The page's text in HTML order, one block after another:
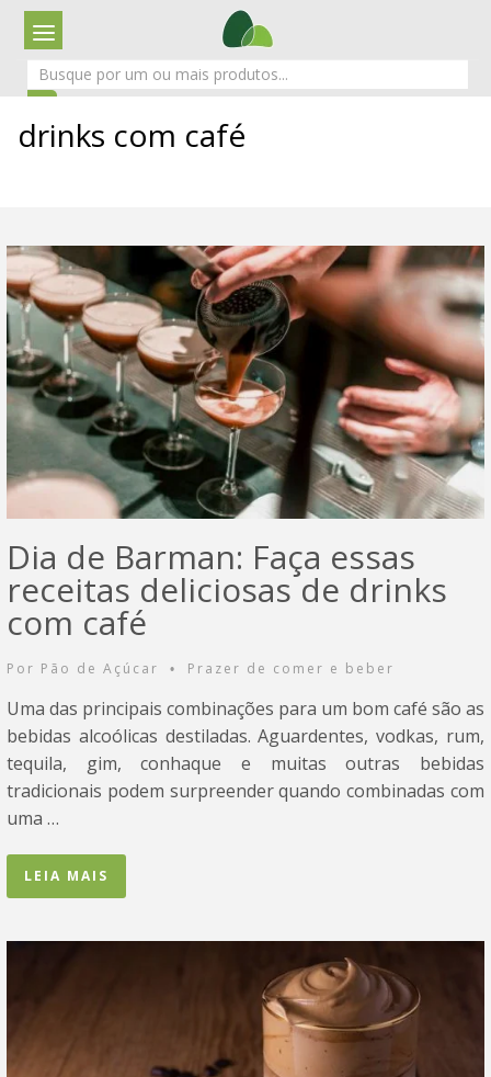
drinks com café
Dia de Barman: Faça essas
receitas deliciosas de drinks
com café
Por Pão de Açúcar • Prazer de comer e beber
Uma das principais combinações para um bom café são as
bebidas alcoólicas destiladas. Aguardentes, vodkas, rum,
tequila, gim, conhaque e muitas outras bebidas
tradicionais podem surpreender quando combinadas com
uma …
LEIA MAIS